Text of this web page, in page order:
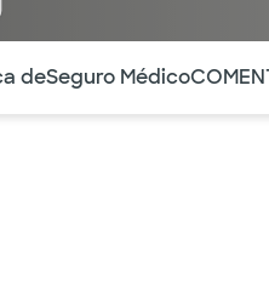
deSeguro Médico